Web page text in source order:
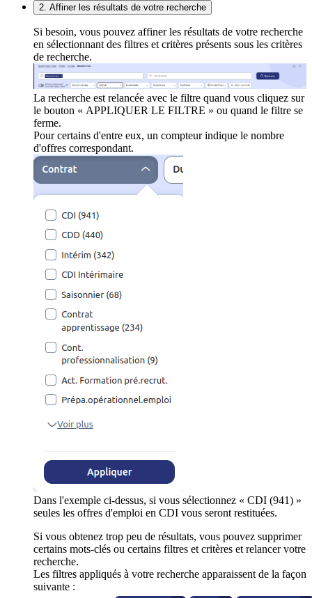
2. Affiner les résultats de votre recherche
Si besoin, vous pouvez affiner les résultats de votre recherche
en sélectionnant des filtres et critères présents sous les critères
de recherche.
La recherche est relancée avec le filtre quand vous cliquez sur
le bouton « APPLIQUER LE FILTRE » ou quand le filtre se
ferme.
Pour certains d'entre eux, un compteur indique le nombre
d'offres correspondant.
Dans l'exemple ci-dessus, si vous sélectionnez « CDI (941) »
seules les offres d'emploi en CDI vous seront restituées.
Si vous obtenez trop peu de résultats, vous pouvez supprimer
certains mots-clés ou certains filtres et critères et relancer votre
recherche.
Les filtres appliqués à votre recherche apparaissent de la façon
suivante :